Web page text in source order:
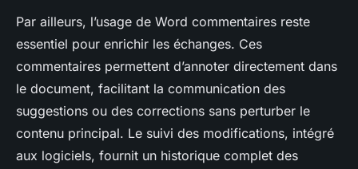
Par ailleurs, l’usage de Word commentaires reste
essentiel pour enrichir les échanges. Ces
commentaires permettent d’annoter directement dans
le document, facilitant la communication des
suggestions ou des corrections sans perturber le
contenu principal. Le suivi des modifications, intégré
aux logiciels, fournit un historique complet des